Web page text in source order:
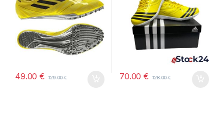
49.00€ 129.00€ 70.00€ 128.00€